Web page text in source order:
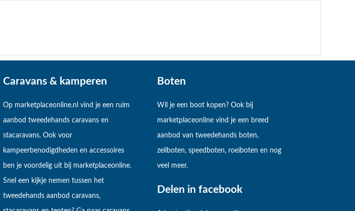
Caravans & kamperen
Op marketplaceonline.nl vind je een ruim
aanbod tweedehands caravans en
stacaravans. Ook voor
kampeerbenodigdheden en accessoires
ben je voordelig uit bij marketplaceonline.
Snel een kijkje nemen tussen het
tweedehands aanbod caravans,
Boten
Wil je een boot kopen? Ook bij
marketplaceonline vind je een breed
aanbod van tweedehands boten,
zeilboten, speedboten, roeiboten en nog
veel meer.
Delen in facebook